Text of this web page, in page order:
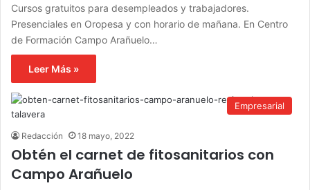
Cursos gratuitos para desempleados y trabajadores.
Presenciales en Oropesa y con horario de mañana. En Centro
de Formación Campo Arañuelo…
Leer Más »
Empresarial
Redacción 18 mayo, 2022
Obtén el carnet de fitosanitarios con
Campo Arañuelo